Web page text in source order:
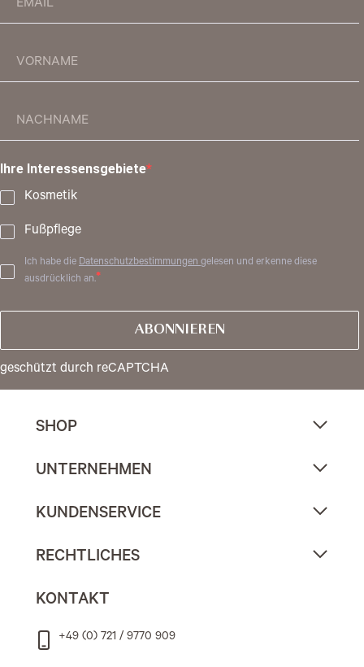
Ihre Interessensgebiete
Kosmetik
Fußpflege
Ich habe die Datenschutzbestimmungengelesen und erkenne diese
ausdrücklich an.
ABONNIEREN
geschützt durch reCAPTCHA
SHOP
UNTERNEHMEN
KUNDENSERVICE
RECHTLICHES
KONTAKT
+49 (0) 721 / 9770 909